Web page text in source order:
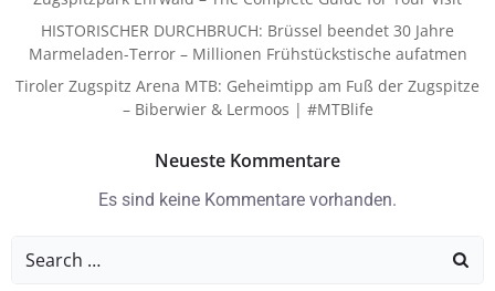
HISTORISCHER DURCHBRUCH: Brüssel beendet 30 Jahre
Marmeladen-Terror – Millionen Frühstückstische aufatmen
Tiroler Zugspitz Arena MTB: Geheimtipp am Fuß der Zugspitze
– Biberwier & Lermoos | #MTBlife
Neueste Kommentare
Es sind keine Kommentare vorhanden.
Search